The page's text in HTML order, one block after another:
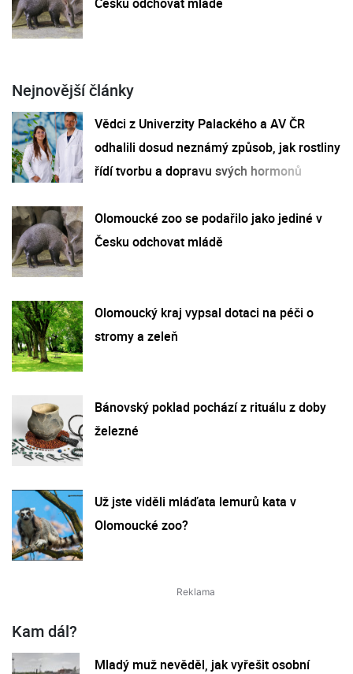
Nejnovější články
Vědci z Univerzity Palackého a AV ČR
odhalili dosud neznámý způsob, jak rostliny
řídí tvorbu a dopravu svých hormonů
Olomoucké zoo se podařilo jako jediné v
Česku odchovat mládě
Olomoucký kraj vypsal dotaci na péči o
stromy a zeleň
Bánovský poklad pochází z rituálu z doby
železné
Už jste viděli mláďata lemurů kata v
Olomoucké zoo?
Kam dál?
Mladý muž nevěděl, jak vyřešit osobní